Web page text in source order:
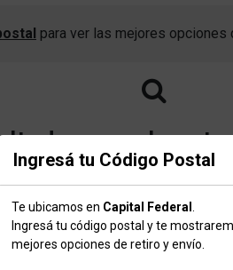
Ingresá tu Código Postal
Te ubicamos en Capital Federal
Ingresá tu código postal y te
mejores opciones de retiro y envío.
para ver las mejores opciones
para la
Volver a la página de inicio